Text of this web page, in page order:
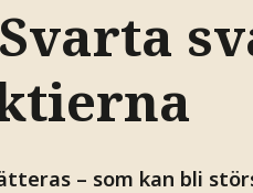
– som kan bli